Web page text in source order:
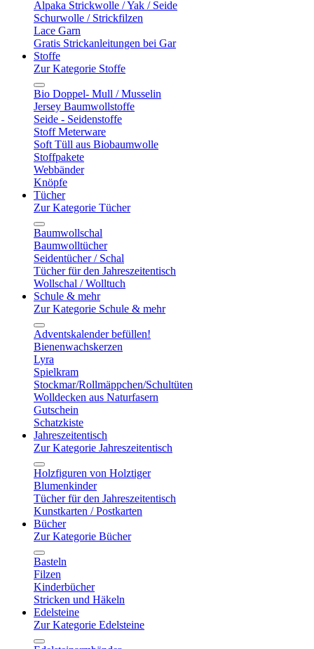
Alpaka Strickwolle / Yak / Seide
Schurwolle / Strickfilzen
Lace Garn
Gratis Strickanleitungen bei Gar
Stoffe
Zur Kategorie Stoffe
Bio Doppel- Mull / Musselin
Jersey Baumwollstoffe
Seide - Seidenstoffe
Stoff Meterware
Soft Tüll aus Biobaumwolle
Stoffpakete
Webbänder
Knöpfe
Tücher
Zur Kategorie Tücher
Baumwollschal
Baumwolltücher
Seidentücher / Schal
Tücher für den Jahreszeitentisch
Wollschal / Wolltuch
Schule & mehr
Zur Kategorie Schule & mehr
Adventskalender befüllen!
Bienenwachskerzen
Lyra
Spielkram
Stockmar/Rollmäppchen/Schultüten
Wolldecken aus Naturfasern
Gutschein
Schatzkiste
Jahreszeitentisch
Zur Kategorie Jahreszeitentisch
Holzfiguren von Holztiger
Blumenkinder
Tücher für den Jahreszeitentisch
Kunstkarten / Postkarten
Bücher
Zur Kategorie Bücher
Basteln
Filzen
Kinderbücher
Stricken und Häkeln
Edelsteine
Zur Kategorie Edelsteine